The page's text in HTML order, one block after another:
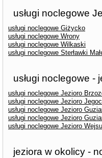
usługi noclegowe
usługi noclegowe Giżycko
usługi noclegowe Wrony
usługi noclegowe Wilkaski
usługi noclegowe Sterławki
usługi noclegowe -
usługi noclegowe Jezioro
usługi noclegowe Jezioro
usługi noclegowe Jezioro
usługi noclegowe Jezioro
usługi noclegowe Jezioro
jeziora w okolicy -